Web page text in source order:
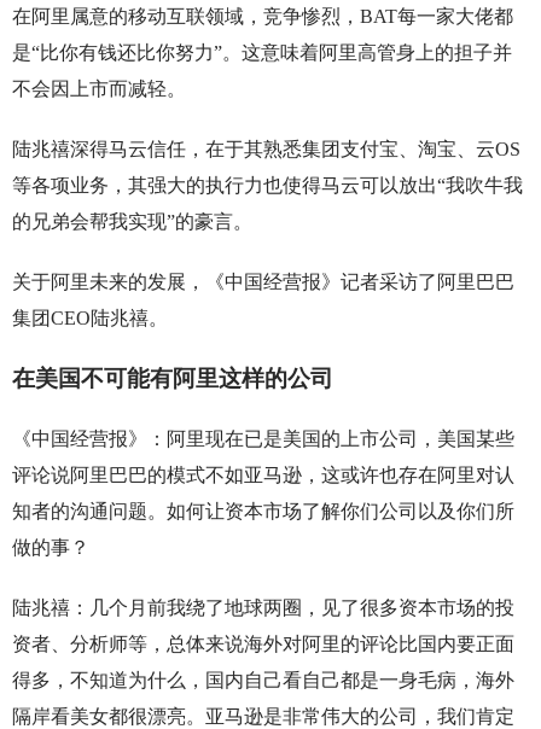
在阿里属意的移动互联领域，竞争惨烈，BAT每一家大佬都
是“比你有钱还比你努力”。这意味着阿里高管身上的担子并
不会因上市而减轻。
陆兆禧深得马云信任，在于其熟悉集团支付宝、淘宝、云OS
等各项业务，其强大的执行力也使得马云可以放出“我吹牛我
的兄弟会帮我实现”的豪言。
关于阿里未来的发展，《中国经营报》记者采访了阿里巴巴
集团CEO陆兆禧。
在美国不可能有阿里这样的公司
《中国经营报》：阿里现在已是美国的上市公司，美国某些
评论说阿里巴巴的模式不如亚马逊，这或许也存在阿里对认
知者的沟通问题。如何让资本市场了解你们公司以及你们所
做的事？
陆兆禧：几个月前我绕了地球两圈，见了很多资本市场的投
资者、分析师等，总体来说海外对阿里的评论比国内要正面
得多，不知道为什么，国内自己看自己都是一身毛病，海外
隔岸看美女都很漂亮。亚马逊是非常伟大的公司，我们肯定